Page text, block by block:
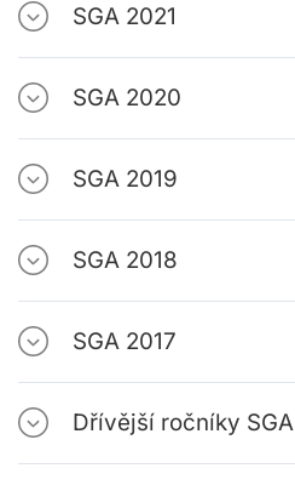
SGA 2021
SGA 2020
SGA 2019
SGA 2018
SGA 2017
Dřívější ročníky SGA